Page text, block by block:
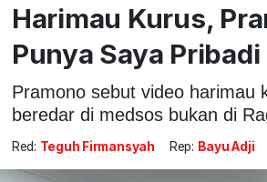
Harimau Kurus,
Punya Saya Pribadi
Pramono sebut video harimau
beredar di medsos bukan di
Red: Teguh Firmansyah Rep: Bayu Adji